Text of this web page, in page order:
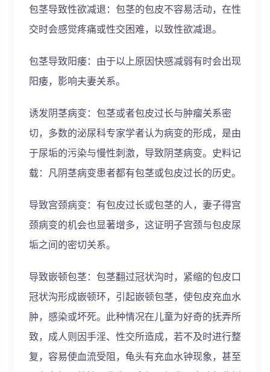
包茎导致性欲减退：包茎的包皮不容易活动，在性
交时会感觉疼痛或性交困难，以致性欲减退。
包茎导致阳痿：由于以上原因快感减弱有时会出现
阳痿，影响夫妻关系。
诱发阴茎病变：包茎或者包皮过长与肿瘤关系密
切，多数的泌尿科专家学者认为病变的形成，是由
于尿垢的污染与慢性刺激，导致阴茎病变。史料记
载：凡阴茎病变患者都有包茎或包皮过长的历史。
导致宫颈病变：有包皮过长或包茎的人，妻子得宫
颈病变的机会也显著增多，这证明子宫颈与包皮尿
垢之间的密切关系。
导致嵌顿包茎：包茎翻过冠状沟时，紧缩的包皮口
冠状沟形成嵌顿环，引起嵌顿包茎，使包皮充血水
肿，感染或坏死。此种情况在儿童为好奇的抚弄所
致，成人则因手淫、性交所造成，若不及时进行整
复，容易使血流受阻，龟头有充血水钟现象，甚至